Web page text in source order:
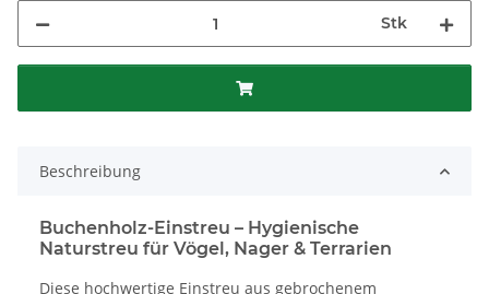
Stk
Beschreibung
Buchenholz-Einstreu – Hygienische
Naturstreu für Vögel, Nager & Terrarien
Diese hochwertige Einstreu aus gebrochenem